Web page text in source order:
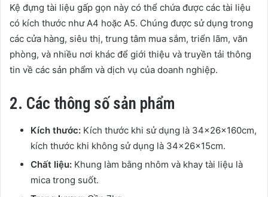
Kệ đựng tài liệu gấp gọn này có thể chứa được các tài liệu
có kích thước như A4 hoặc A5. Chúng được sử dụng trong
các cửa hàng, siêu thị, trung tâm mua sắm, triển lãm, văn
phòng, và nhiều nơi khác để giới thiệu và truyền tải thông
tin về các sản phẩm và dịch vụ của doanh nghiệp.
2. Các thông số sản phẩm
Kích thước: Kích thước khi sử dụng là 34x26x160cm,
kích thước khi không sử dụng là 34x26x15cm.
Chất liệu: Khung làm bằng nhôm và khay tài liệu là
mica trong suốt.